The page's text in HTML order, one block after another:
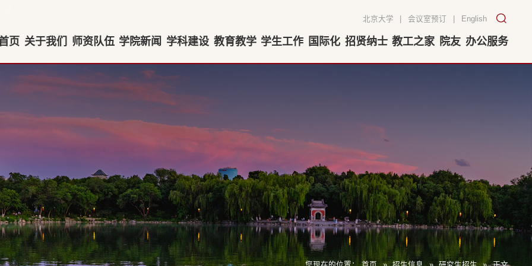
北京大学 会议室预订 English
页 关于我们 师资队伍 学院新闻 学科建设 教育教学 学生工作 国际化 招贤纳士 教工之家 院友 办公服务